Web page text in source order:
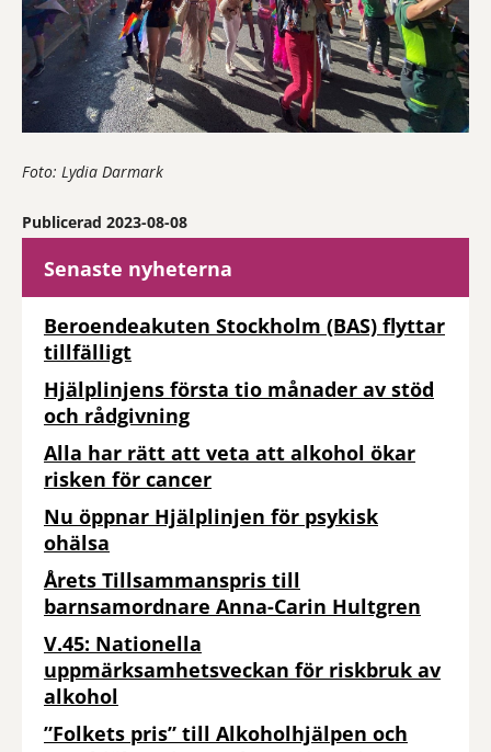
Foto: Lydia Darmark
Publicerad 2023-08-08
Senaste nyheterna
Beroendeakuten Stockholm (BAS) flyttar
tillfälligt
Hjälplinjens första tio månader av stöd
och rådgivning
Alla har rätt att veta att alkohol ökar
risken för cancer
Nu öppnar Hjälplinjen för psykisk
ohälsa
Årets Tillsammanspris till
barnsamordnare Anna-Carin Hultgren
V.45: Nationella
uppmärksamhetsveckan för riskbruk av
alkohol
”Folkets pris” till Alkoholhjälpen och